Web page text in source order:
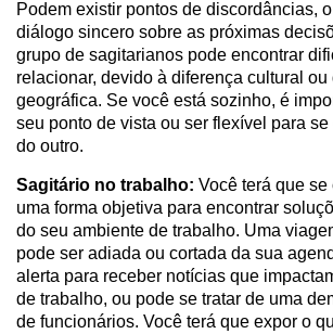
Podem existir pontos de discordâncias,
diálogo sincero sobre as próximas
grupo de sagitarianos pode encontrar
relacionar, devido à diferença cultural ou
geográfica. Se você está sozinho, é
seu ponto de vista ou ser flexível para
do outro.
Sagitário no trabalho: Você terá que
uma forma objetiva para encontrar
do seu ambiente de trabalho. Uma
pode ser adiada ou cortada da sua
alerta para receber notícias que
de trabalho, ou pode se tratar de uma
de funcionários. Você terá que expor o